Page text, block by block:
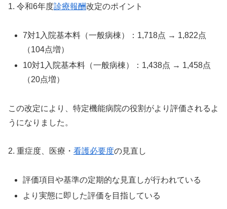
1. 令和6年度診療報酬改定のポイント
7対1入院基本料（一般病棟）：1,718点 → 1,822点
（104点増）
10対1入院基本料（一般病棟）：1,438点 → 1,458点
（20点増）
この改定により、特定機能病院の役割がより評価されるよ
うになりました。
2. 重症度、医療・ 看護必要度の見直し
評価項目や基準の定期的な見直しが行われている
より実態に即した評価を目指している